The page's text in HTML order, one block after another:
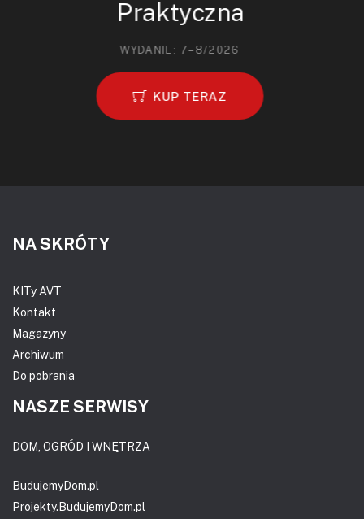
Praktyczna
WYDANIE: 7–8/2026
KUP TERAZ
NA SKRÓTY
KITy AVT
Kontakt
Magazyny
Archiwum
Do pobrania
NASZE SERWISY
DOM, OGRÓD I WNĘTRZA
BudujemyDom.pl
Projekty.BudujemyDom.pl